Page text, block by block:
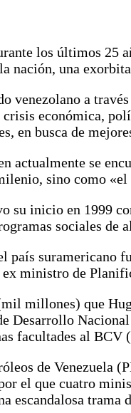
los últimos
nación, una
a
económica,
en busca de
actualmente se
sino como
su inicio en 1999
sociales
país
ministro de
millones) que
Desarrollo
facultades al BCV
de Venezuela
el que cuatro
escandalosa